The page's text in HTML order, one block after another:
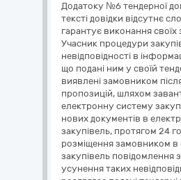
Додатоку №6 тендерної
тексті довідки відсутнє
гарантує виконання своїх
Учасник процедури
невідповідності в
що подані ним у своїй
виявлені замовником
пропозицій, шляхом
електронну систему
нових документів в
закупівель, протягом 24
розміщення замовником в
закупівель повідомлення
усунення таких